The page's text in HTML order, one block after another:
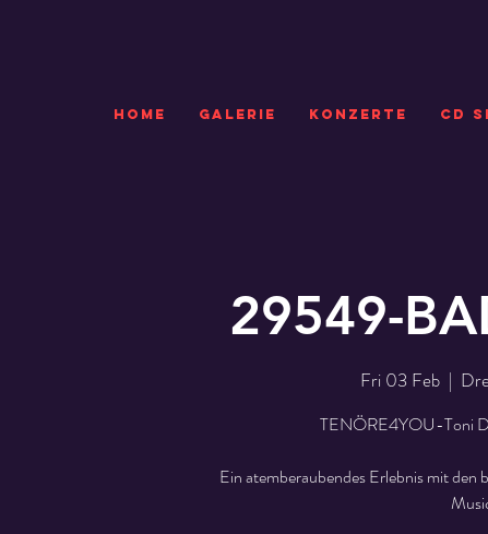
HOME GALERIE KONZERTE CD
29549-
Fri 03 Feb
  |
TENÖRE4YOU-Toni
Ein atemberaubendes Erlebnis mit den